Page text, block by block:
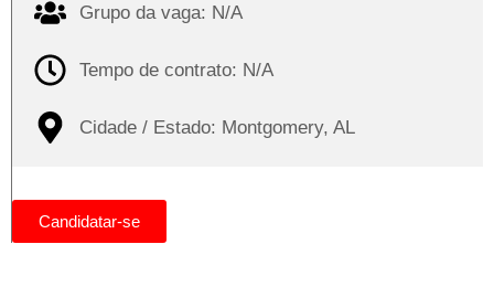
Grupo da vaga: N/A
Tempo de contrato: N/A
Cidade / Estado: Montgomery, AL
Candidatar-se